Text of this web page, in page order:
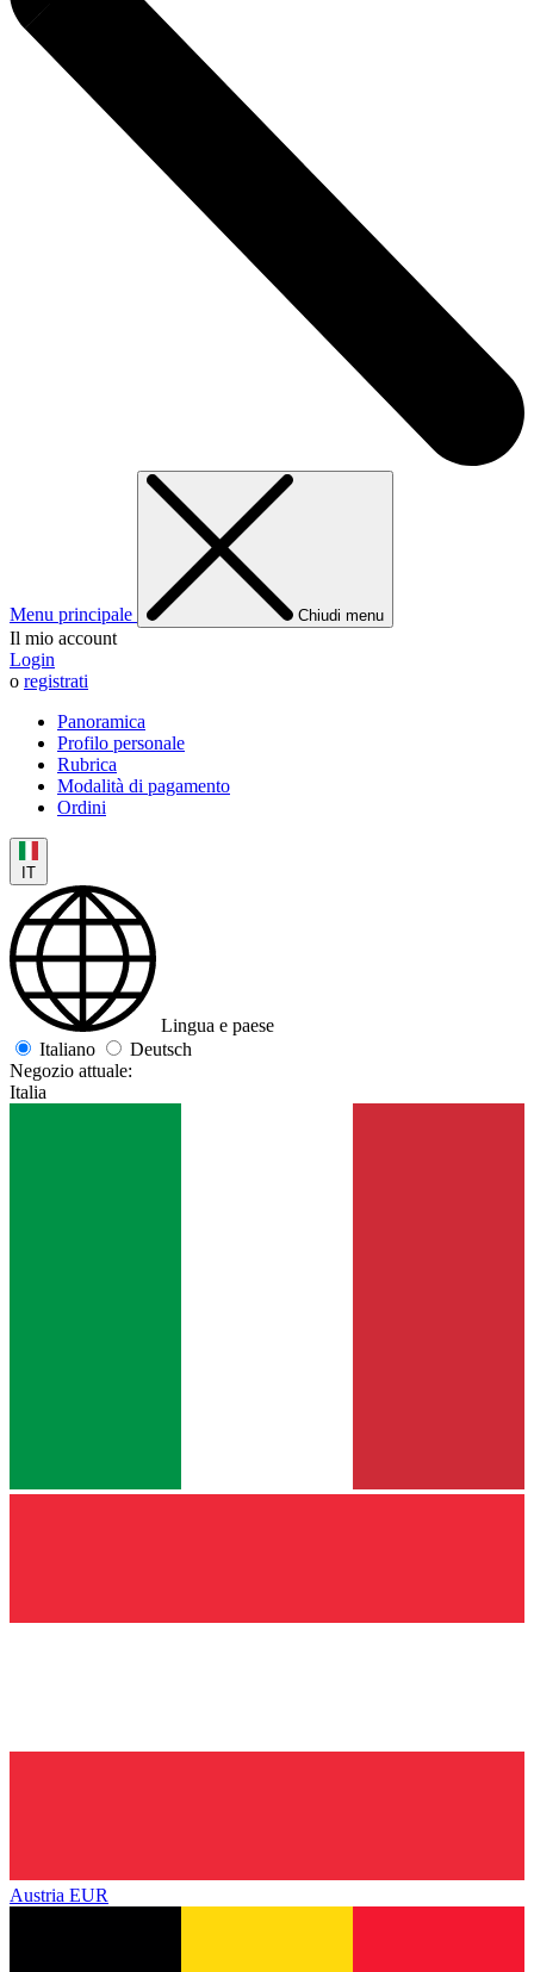
Menu principale Chiudi menu
Il mio account
Login
o registrati
Panoramica
Profilo personale
Rubrica
Modalità di pagamento
Ordini
IT
Lingua e paese
Italiano
Deutsch
Negozio attuale:
Italia
Austria EUR